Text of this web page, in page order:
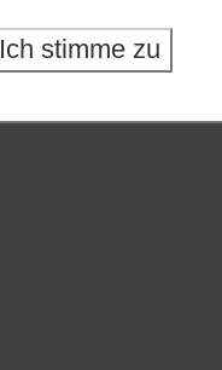
Ich stimme zu